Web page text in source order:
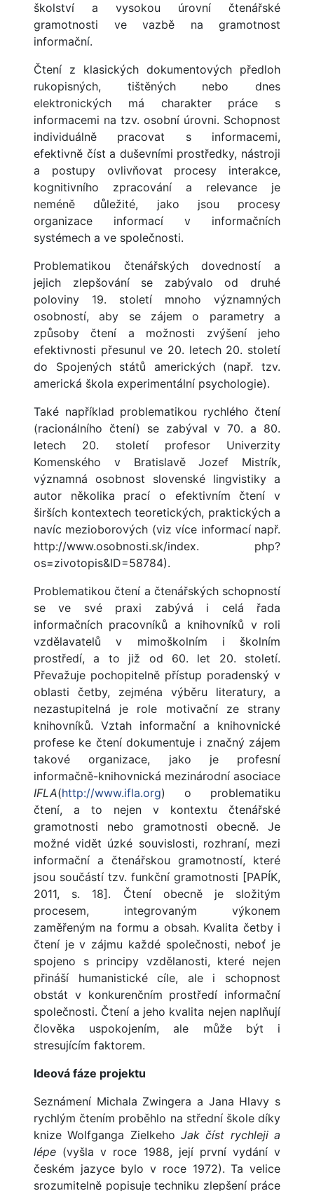
školství a vysokou úrovní čtenářské
gramotnosti ve vazbě na gramotnost
informační.
Čtení z klasických dokumentových předloh
rukopisných, tištěných nebo dnes
elektronických má charakter práce s
informacemi na tzv. osobní úrovni. Schopnost
individuálně pracovat s informacemi,
efektivně číst a duševními prostředky, nástroji
a postupy ovlivňovat procesy interakce,
kognitivního zpracování a relevance je
neméně důležité, jako jsou procesy
organizace informací v informačních
systémech a ve společnosti.
Problematikou čtenářských dovedností a
jejich zlepšování se zabývalo od druhé
poloviny 19. století mnoho významných
osobností, aby se zájem o parametry a
způsoby čtení a možnosti zvýšení jeho
efektivnosti přesunul ve 20. letech 20. století
do Spojených států amerických (např. tzv.
americká škola experimentální psychologie).
Také například problematikou rychlého čtení
(racionálního čtení) se zabýval v 70. a 80.
letech 20. století profesor Univerzity
Komenského v Bratislavě Jozef Mistrík,
významná osobnost slovenské lingvistiky a
autor několika prací o efektivním čtení v
širších kontextech teoretických, praktických a
navíc mezioborových (viz více informací např.
http://www.osobnosti.sk/index. php?
os=zivotopis&ID=58784).
Problematikou čtení a čtenářských schopností
se ve své praxi zabývá i celá řada
informačních pracovníků a knihovníků v roli
vzdělavatelů v mimoškolním i školním
prostředí, a to již od 60. let 20. století.
Převažuje pochopitelně přístup poradenský v
oblasti četby, zejména výběru literatury, a
nezastupitelná je role motivační ze strany
knihovníků. Vztah informační a knihovnické
profese ke čtení dokumentuje i značný zájem
takové organizace, jako je profesní
informačně-knihovnická mezinárodní asociace
IFLA(http://www.ifla.org) o problematiku
čtení, a to nejen v kontextu čtenářské
gramotnosti nebo gramotnosti obecně. Je
možné vidět úzké souvislosti, rozhraní, mezi
informační a čtenářskou gramotností, které
jsou součástí tzv. funkční gramotnosti [PAPÍK,
2011, s. 18]. Čtení obecně je složitým
procesem, integrovaným výkonem
zaměřeným na formu a obsah. Kvalita četby i
čtení je v zájmu každé společnosti, neboť je
spojeno s principy vzdělanosti, které nejen
přináší humanistické cíle, ale i schopnost
obstát v konkurenčním prostředí informační
společnosti. Čtení a jeho kvalita nejen naplňují
člověka uspokojením, ale může být i
stresujícím faktorem.
Ideová fáze projektu
Seznámení Michala Zwingera a Jana Hlavy s
rychlým čtením proběhlo na střední škole díky
knize Wolfganga Zielkeho Jak číst rychleji a
lépe (vyšla v roce 1988, její první vydání v
českém jazyce bylo v roce 1972). Ta velice
srozumitelně popisuje techniku zlepšení práce